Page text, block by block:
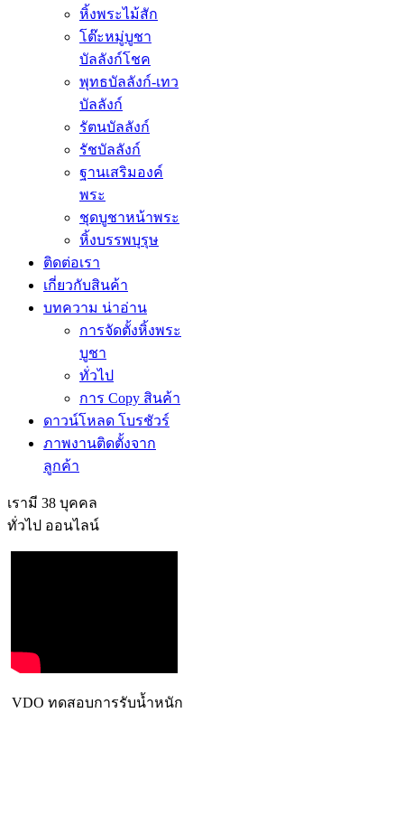
หิ้งพระไม้สัก
โต๊ะหมู่บูชา
บัลลังก์โชค
พุทธบัลลังก์-เทว
บัลลังก์
รัตนบัลลังก์
รัชบัลลังก์
ฐานเสริมองค์
พระ
ชุดบูชาหน้าพระ
หิ้งบรรพบุรุษ
ติดต่อเรา
เกี่ยวกับสินค้า
บทความ น่าอ่าน
การจัดตั้งหิ้งพระ
บูชา
ทั่วไป
การ Copy สินค้า
ดาวน์โหลด โบรชัวร์
ภาพงานติดตั้งจาก
ลูกค้า
เรามี 38 บุคคล
ทั่วไป ออนไลน์
VDO ทดสอบการรับน้ำหนัก